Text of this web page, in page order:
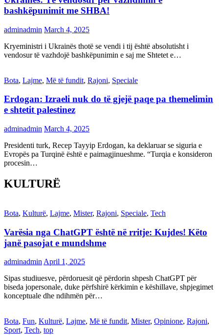
bashkëpunimit me SHBA!
adminadmin March 4, 2025
Kryeministri i Ukrainës thotë se vendi i tij është absolutisht i
vendosur të vazhdojë bashkëpunimin e saj me Shtetet e…
Bota, Lajme, Më të fundit, Rajoni, Speciale
Erdogan: Izraeli nuk do të gjejë paqe pa themelimin
e shtetit palestinez
adminadmin March 4, 2025
Presidenti turk, Recep Tayyip Erdogan, ka deklaruar se siguria e
Evropës pa Turqinë është e paimagjinueshme. “Turqia e konsideron
procesin…
KULTURË
Bota, Kulturë, Lajme, Mister, Rajoni, Speciale, Tech
Varësia nga ChatGPT është në rritje: Kujdes! Këto
janë pasojat e mundshme
adminadmin April 1, 2025
Sipas studiuesve, përdoruesit që përdorin shpesh ChatGPT për
biseda jopersonale, duke përfshirë kërkimin e këshillave, shpjegimet
konceptuale dhe ndihmën për…
Bota, Fun, Kulturë, Lajme, Më të fundit, Mister, Opinione, Rajoni,
Sport, Tech, top